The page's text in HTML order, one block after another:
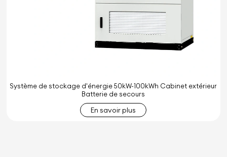
Système de stockage d'énergie 50kW-100kWh Cabinet extérieur
Batterie de secours
En savoir plus